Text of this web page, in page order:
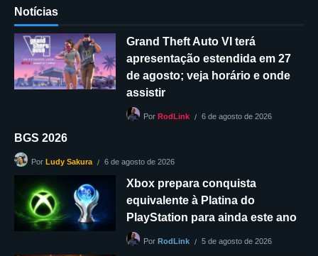
Notícias
Grand Theft Auto VI terá
apresentação estendida em 27
de agosto; veja horário e onde
assistir
Por RodLink 6 de agosto de 2026
BGS 2026
Por Ludy Sakura 6 de agosto de 2026
Xbox prepara conquista
equivalente à Platina do
PlayStation para ainda este ano
Por RodLink 5 de agosto de 2026